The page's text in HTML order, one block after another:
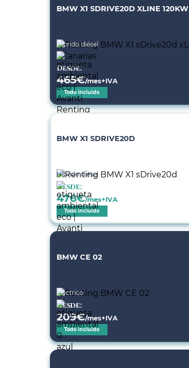
BMW X1 SDRIVE20D XLINE 120KW
Híbrido diésel
Desde:
465€/mes+IVA
Todo incluido
BMW X1 SDRIVE20D
Híbrido diésel
Desde:
476€/mes+IVA
Todo incluido
BMW CE 02
Eléctrico
Desde:
209€/mes+IVA
Todo incluido